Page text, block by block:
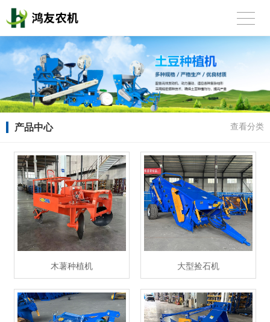
产品中心 查看分类
木薯种植机 大型捡石机